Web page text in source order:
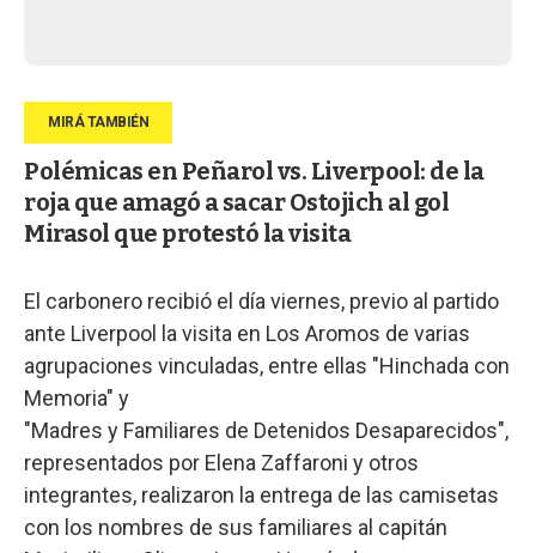
Polémicas en Peñarol vs. Liverpool: de la
roja que amagó a sacar Ostojich al gol
Mirasol que protestó la visita
El carbonero recibió el día viernes, previo al partido
ante Liverpool la visita en Los Aromos de varias
agrupaciones vinculadas, entre ellas "Hinchada con
Memoria" y
"Madres y Familiares de Detenidos Desaparecidos",
representados por Elena Zaffaroni y otros
integrantes, realizaron la entrega de las camisetas
con los nombres de sus familiares al capitán